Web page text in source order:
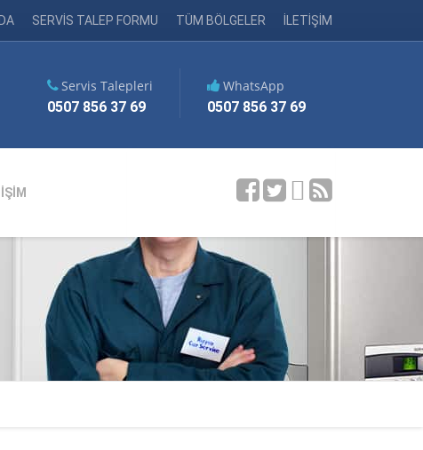
SERVİS TALEP FORMU TÜM BÖLGELER İLETİŞİM
Servis Talepleri
0507 856 37 69
WhatsApp
0507 856 37 69